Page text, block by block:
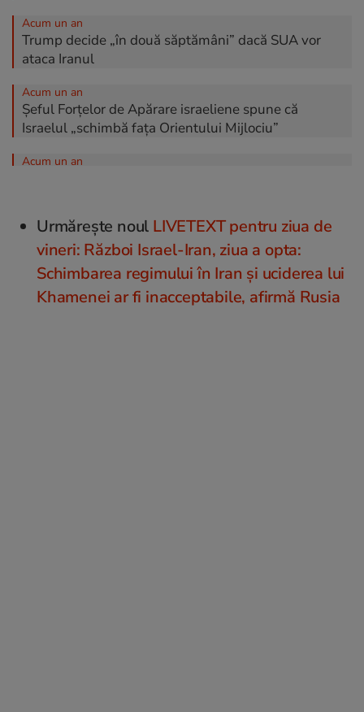
Acum un an
Trump decide „în două săptămâni” dacă SUA vor
ataca Iranul
Acum un an
Șeful Forțelor de Apărare israeliene spune că
Israelul „schimbă fața Orientului Mijlociu”
Acum un an
Acum un an
Hackerii au „spart” televiziunea iraniană după ce
liderul suprem al țării a amenințat SUA cu „război
total”
Urmărește noul LIVETEXT pentru ziua de
vineri: Război Israel-Iran, ziua a opta:
Schimbarea regimului în Iran și uciderea lui
Khamenei ar fi inacceptabile, afirmă Rusia